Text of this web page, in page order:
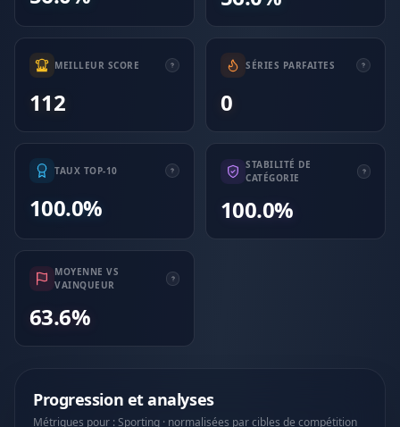
MEILLEUR SCORE
112
SÉRIES PARFAITES
0
TAUX TOP-10
100.0%
STABILITÉ DE
CATÉGORIE
100.0%
MOYENNE VS
VAINQUEUR
63.6%
Progression et analyses
Métriques pour : Sporting · normalisées par cibles de compétition